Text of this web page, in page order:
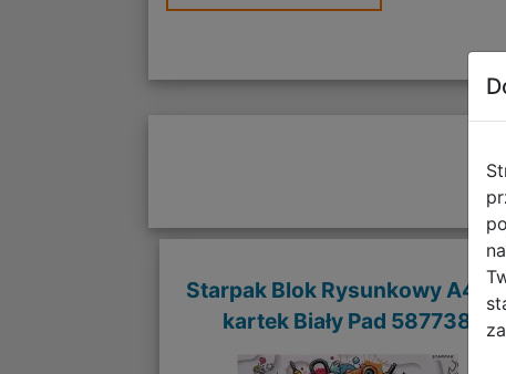
Starpak Blok Rysunkowy A4
kartek Biały Pad 587738